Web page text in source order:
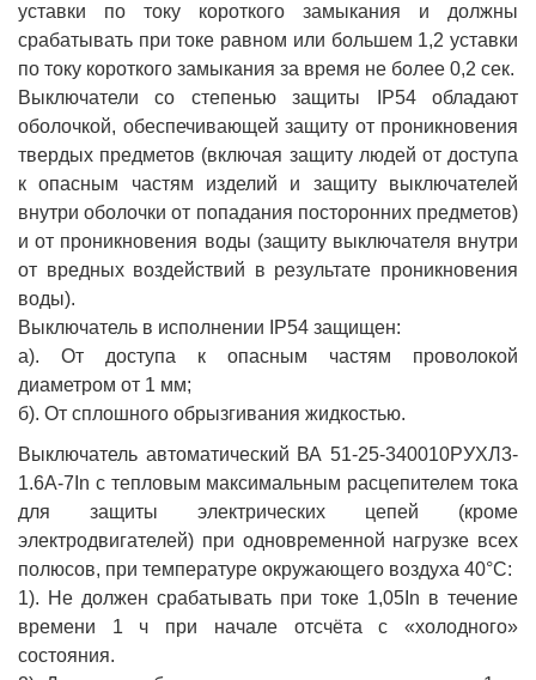
уставки по току короткого замыкания и должны
срабатывать при токе равном или большем 1,2 уставки
по току короткого замыкания за время не более 0,2 сек.
Выключатели со степенью защиты IP54 обладают
оболочкой, обеспечивающей защиту от проникновения
твердых предметов (включая защиту людей от доступа
к опасным частям изделий и защиту выключателей
внутри оболочки от попадания посторонних предметов)
и от проникновения воды (защиту выключателя внутри
от вредных воздействий в результате проникновения
воды).
Выключатель в исполнении IP54 защищен:
а). От доступа к опасным частям проволокой
диаметром от 1 мм;
б). От сплошного обрызгивания жидкостью.
Выключатель автоматический ВА 51-25-340010РУХЛ3-
1.6А-7In с тепловым максимальным расцепителем тока
для защиты электрических цепей (кроме
электродвигателей) при одновременной нагрузке всех
полюсов, при температуре окружающего воздуха 40°С:
1). Не должен срабатывать при токе 1,05In в течение
времени 1 ч при начале отсчёта с «холодного»
состояния.